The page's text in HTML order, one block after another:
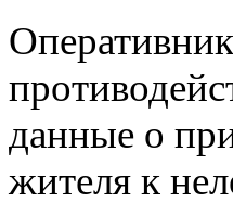
данные о
жителя к